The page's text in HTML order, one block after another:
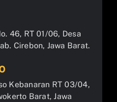
46, RT 01/06, Desa
Cirebon, Jawa Barat.
Kebanaran RT 03/04,
Barat, Jawa